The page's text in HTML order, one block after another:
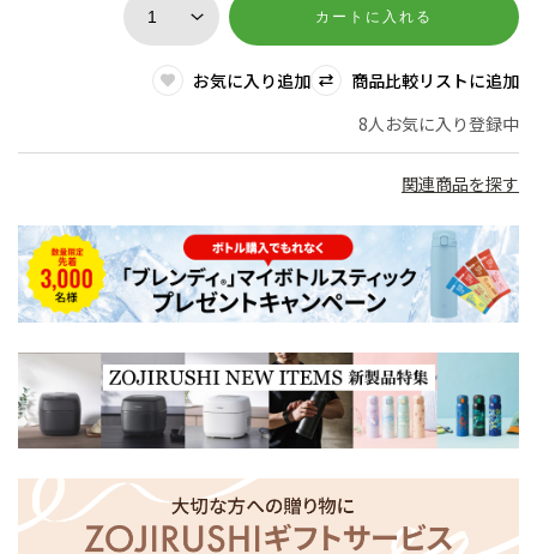
カートに入れる
お気に入り追加
商品比較リストに追加
8人お気に入り登録中
関連商品を探す